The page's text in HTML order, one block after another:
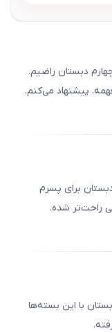
دبستان راضیم.
پیشنهاد می‌کنم.
برای پسرم
راحت‌تر شده.
با این بسته‌ها